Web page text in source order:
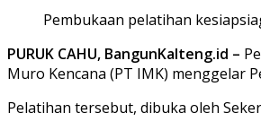
Pembukaan pelatihan
PURUK CAHU, BangunKalteng.id –
Muro Kencana (PT IMK) menggelar
Pelatihan tersebut, dibuka oleh